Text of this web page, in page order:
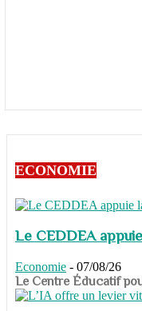
ECONOMIE
Le CEDDEA
Economie - 07/08/26
​​​​​​​Le Centre Éducatif